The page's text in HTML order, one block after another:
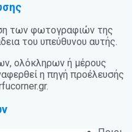
των φωτογραφιών της
του υπεύθυνου αυτής.
ολόκληρων ή μέρους
η πηγή προέλευσής